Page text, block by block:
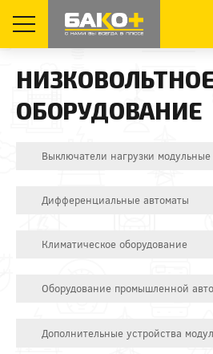
ОБОРУДОВАНИЕ
Выключатели нагрузки модульные
Дифференциальные автоматы
Климатическое оборудование
Оборудование промышленной
Дополнительные устройства